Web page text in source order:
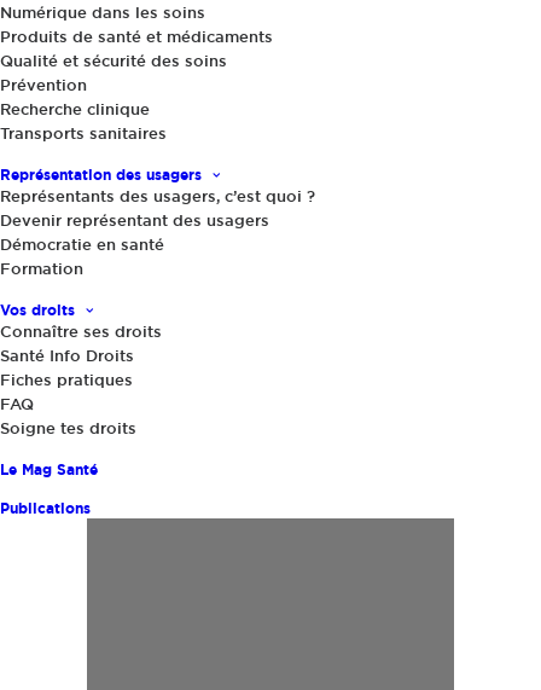
Numérique dans les soins
Produits de santé et médicaments
Qualité et sécurité des soins
Prévention
Recherche clinique
Transports sanitaires
Représentation des usagers
Représentants des usagers, c’est quoi ?
Devenir représentant des usagers
Démocratie en santé
Formation
Vos droits
Connaître ses droits
Santé Info Droits
Fiches pratiques
FAQ
Soigne tes droits
Le Mag Santé
Publications